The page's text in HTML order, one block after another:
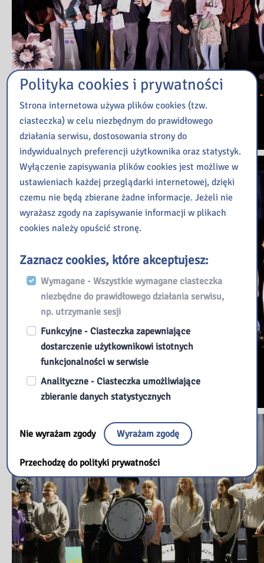
Polityka cookies i prywatności
Strona internetowa używa plików cookies (tzw.
ciasteczka) w celu niezbędnym do prawidłowego
działania serwisu, dostosowania strony do
indywidualnych preferencji użytkownika oraz statystyk.
Wyłączenie zapisywania plików cookies jest możliwe w
ustawieniach każdej przeglądarki internetowej, dzięki
czemu nie będą zbierane żadne informacje. Jeżeli nie
wyrażasz zgody na zapisywanie informacji w plikach
cookies należy opuścić stronę.
Zaznacz cookies, które akceptujesz:
Wymagane - Wszystkie wymagane ciasteczka
niezbędne do prawidłowego działania serwisu,
np. utrzymanie sesji
Funkcyjne - Ciasteczka zapewniające
dostarczenie użytkownikowi istotnych
funkcjonalności w serwisie
Analityczne - Ciasteczka umożliwiające
zbieranie danych statystycznych
Nie wyrażam zgody Wyrażam zgodę
Przechodzę do polityki prywatności